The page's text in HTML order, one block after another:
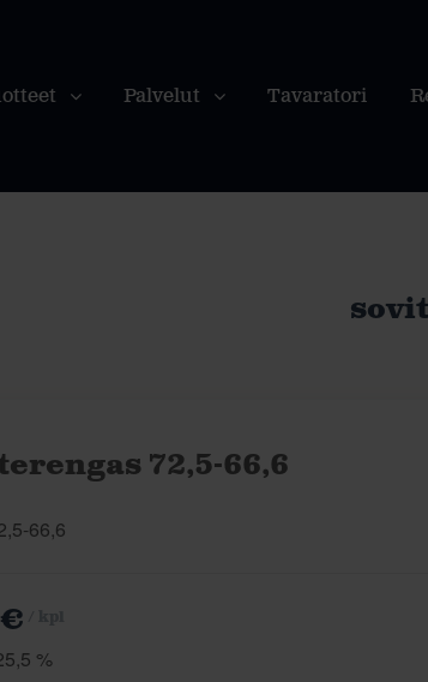
Palvelut Tavaratori
72,5-66,6
66,6
%